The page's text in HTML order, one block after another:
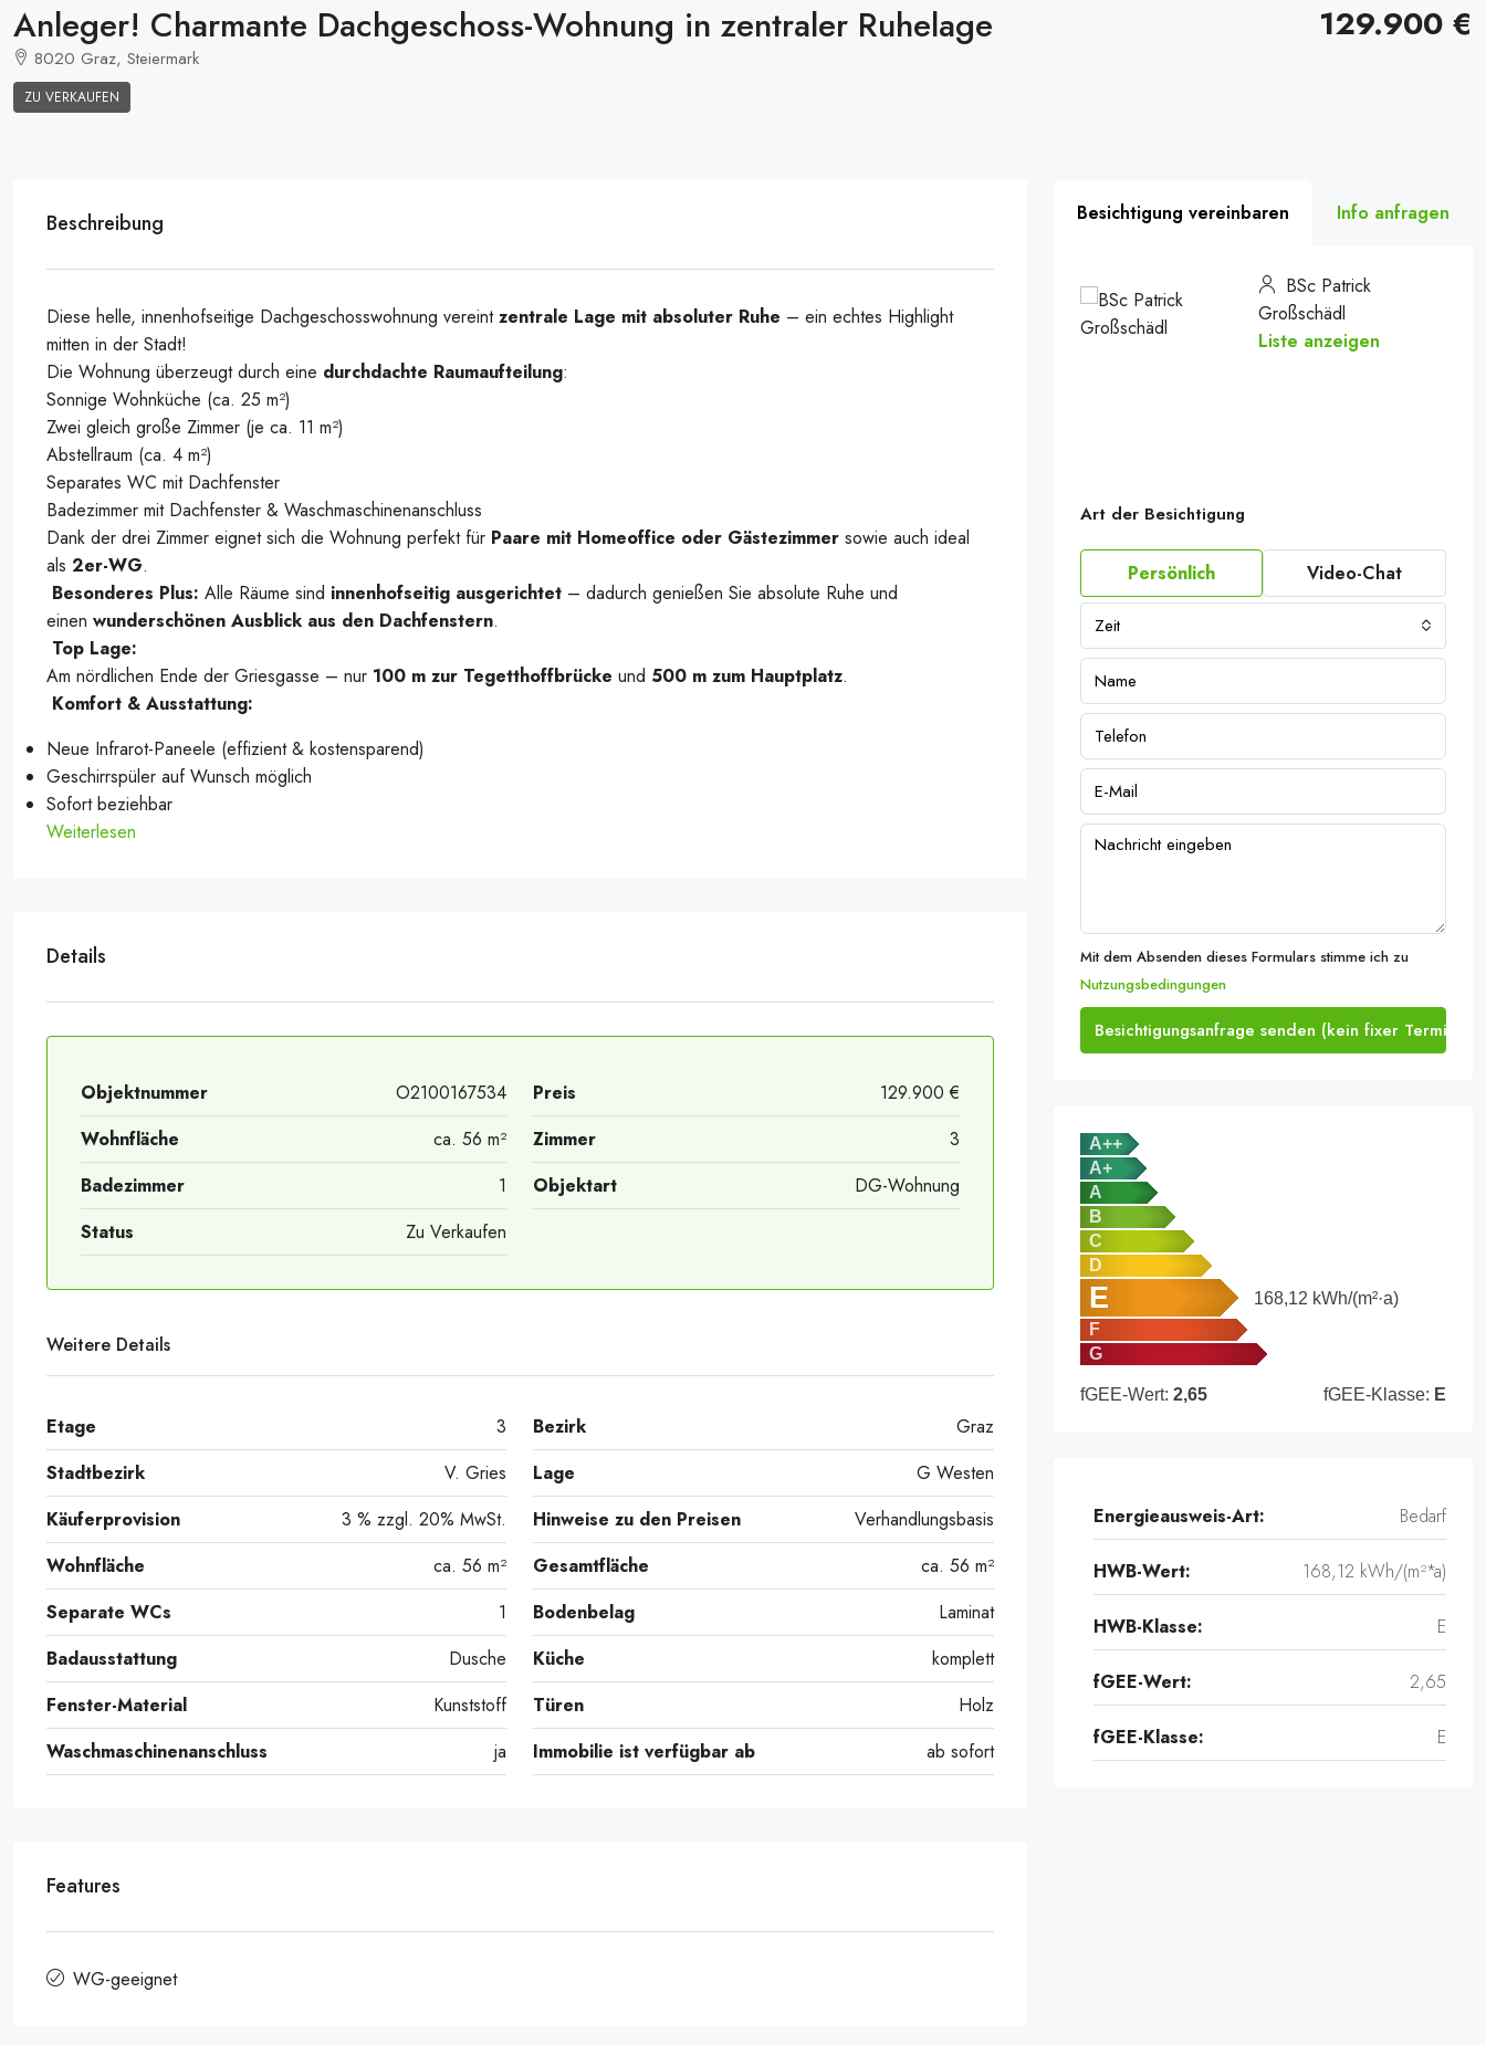
20260407_105348370_iOS
20260407_105256758_iOS
Anleger! Charmante Dachgeschoss-Wohnung in zentraler Ruhelage
8020 Graz, Steiermark
ZU VERKAUFEN
129.900 €
Beschreibung
Diese helle, innenhofseitige Dachgeschosswohnung vereintzentrale Lage mit absoluter Ruhe – ein echtes Highlight
mitten in der Stadt!
Die Wohnung überzeugt durch eine durchdachte Raumaufteilung:
Sonnige Wohnküche (ca. 25 m²)
Zwei gleich große Zimmer (je ca. 11 m²)
Abstellraum (ca. 4 m²)
Separates WC mit Dachfenster
Badezimmer mit Dachfenster & Waschmaschinenanschluss
Dank der drei Zimmer eignet sich die Wohnung perfekt für Paare mit Homeoffice oder Gästezimmer sowie auch ideal
als 2er-WG.
Besonderes Plus: Alle Räume sind innenhofseitig ausgerichtet – dadurch genießen Sie absolute Ruhe und
einen wunderschönen Ausblick aus den Dachfenstern.
Top Lage:
Am nördlichen Ende der Griesgasse – nur 100 m zur Tegetthoffbrücke und 500 m zum Hauptplatz.
Komfort & Ausstattung:
Neue Infrarot-Paneele (effizient & kostensparend)
Geschirrspüler auf Wunsch möglich
Sofort beziehbar
Weiterlesen
Details
Objektnummer O2100167534 Preis
129.900 €
Wohnfläche
ca. 56 m² Zimmer
3
Badezimmer
1 Objektart
DG-Wohnung
Status
Zu Verkaufen
Weitere Details
Etage 3 Bezirk
Graz
Stadtbezirk
V. Gries Lage
G Westen
Käuferprovision
3 % zzgl. 20% MwSt. Hinweise zu den Preisen
Verhandlungsbasis
Wohnfläche
ca. 56 m² Gesamtfläche
ca. 56 m²
Separate WCs
1 Bodenbelag
Laminat
Badausstattung
Dusche Küche
komplett
Fenster-Material
Kunststoff Türen
Holz
Waschmaschinenanschluss
ja Immobilie ist verfügbar ab ab sofort
Features
WG-geeignet
Besichtigung vereinbaren Info anfragen
BSc Patrick
Großschädl
Liste anzeigen
Art der Besichtigung
Persönlich Video-Chat
Zeit
Mit dem Absenden dieses Formulars stimme ich zu
Nutzungsbedingungen
Besichtigungsanfrage senden (kein fixer Termin)
A++
A+
A
B
C
D
E 168,12 kWh/(m²·a)
F
G
fGEE-Wert: 2,65 fGEE-Klasse: E
Energieausweis-Art: Bedarf
HWB-Wert: 168,12 kWh/(m²*a)
HWB-Klasse: E
fGEE-Wert: 2,65
fGEE-Klasse: E